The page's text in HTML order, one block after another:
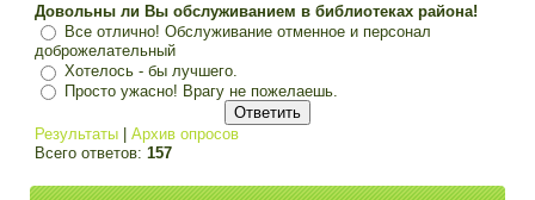
Довольны ли Вы обслуживанием в библиотеках района!
Все отлично! Обслуживание отменное и персонал
доброжелательный
Хотелось - бы лучшего.
Просто ужасно! Врагу не пожелаешь.
Результаты |Архив опросов
Всего ответов:157